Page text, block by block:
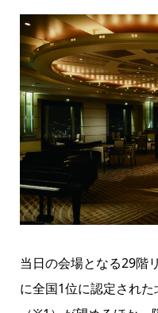
当日の会場となる29階
に全国1位に認定され